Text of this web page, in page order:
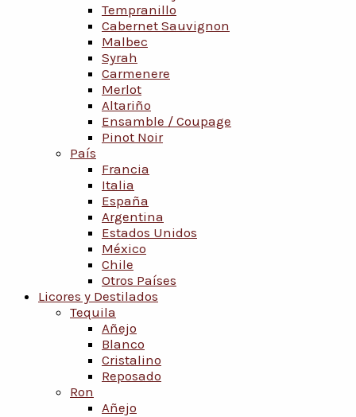
Tempranillo
Cabernet Sauvignon
Malbec
Syrah
Carmenere
Merlot
Altariño
Ensamble / Coupage
Pinot Noir
País
Francia
Italia
España
Argentina
Estados Unidos
México
Chile
Otros Países
Licores y Destilados
Tequila
Añejo
Blanco
Cristalino
Reposado
Ron
Añejo